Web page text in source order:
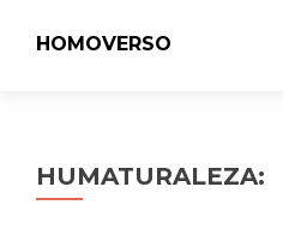
HOMOVERSO
HUMATURALEZA: